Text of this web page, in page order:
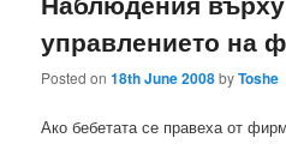
управлението на
Posted on18th June 2008byToshe
Ако бебетата се правеха от